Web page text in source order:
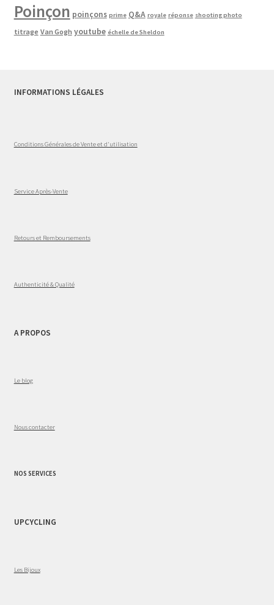
Poinçon poinçons prime Q&A royale réponse shooting photo
titrage Van Gogh youtube échelle de Sheldon
INFORMATIONS LÉGALES
Conditions Générales de Vente et d'utilisation
Service Après-Vente
Retours et Remboursements
Authenticité & Qualité
A PROPOS
Le blog
Nous contacter
NOS SERVICES
UPCYCLING
Les Bijoux